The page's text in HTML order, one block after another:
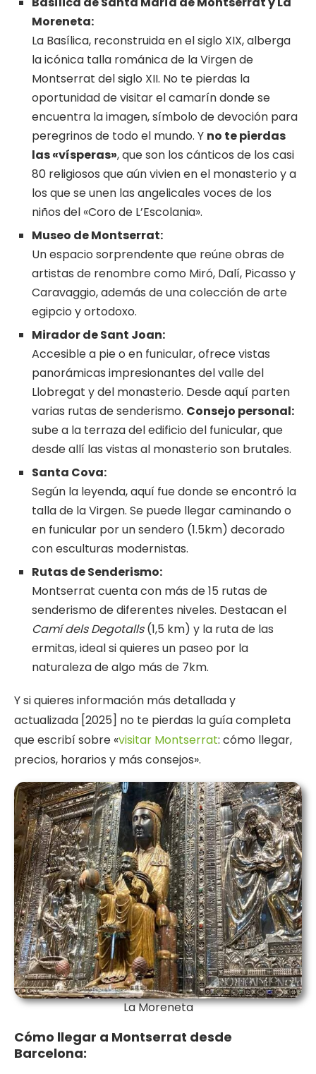
Moreneta:
La Basílica, reconstruida en el siglo XIX, alberga
la icónica talla románica de la Virgen de
Montserrat del siglo XII. No te pierdas la
oportunidad de visitar el camarín donde se
encuentra la imagen, símbolo de devoción para
peregrinos de todo el mundo. Y no te pierdas
las «vísperas», que son los cánticos de los casi
80 religiosos que aún vivien en el monasterio y a
los que se unen las angelicales voces de los
niños del «Coro de L’Escolania».
Museo de Montserrat:
Un espacio sorprendente que reúne obras de
artistas de renombre como Miró, Dalí, Picasso y
Caravaggio, además de una colección de arte
egipcio y ortodoxo.
Mirador de Sant Joan:
Accesible a pie o en funicular, ofrece vistas
panorámicas impresionantes del valle del
Llobregat y del monasterio. Desde aquí parten
varias rutas de senderismo. Consejo personal:
sube a la terraza del edificio del funicular, que
desde allí las vistas al monasterio son brutales.
Santa Cova:
Según la leyenda, aquí fue donde se encontró la
talla de la Virgen. Se puede llegar caminando o
en funicular por un sendero (1.5km) decorado
con esculturas modernistas.
Rutas de Senderismo:
Montserrat cuenta con más de 15 rutas de
senderismo de diferentes niveles. Destacan el
Camí dels Degotalls(1,5 km) y la ruta de las
ermitas, ideal si quieres un paseo por la
naturaleza de algo más de 7km.
Y si quieres información más detallada y
actualizada [2025] no te pierdas la guía completa
que escribí sobre «visitar Montserrat: cómo llegar,
precios, horarios y más consejos».
La Moreneta
Cómo llegar a Montserrat desde
Barcelona: